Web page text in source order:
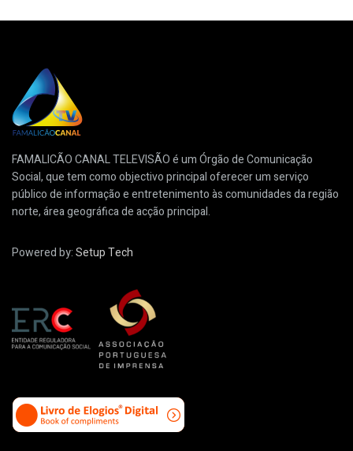
FAMALICÃO CANAL TELEVISÃO é um Órgão de Comunicação
Social, que tem como objectivo principal oferecer um serviço
público de informação e entretenimento às comunidades da região
norte, área geográfica de acção principal.
Powered by:Setup Tech